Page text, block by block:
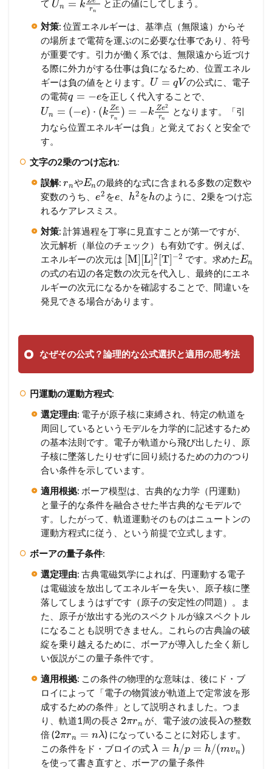
て Un = k rn
と正の値にしてしまう。
対策: 位置エネルギーは、基準点（無限遠）からそ
の場所まで電荷を運ぶのに必要な仕事であり、符号
が重要です。引力が働く系では、無限遠から近づけ
る際に外力がする仕事は負になるため、位置エネル
ギーは負の値をとります。 U = qVの公式に、電子
の電荷q = −eを正しく代入することで、
Un = (−e) ⋅ (k Ze
rn
) = −k Ze2
rn
となります。「引
力なら位置エネルギーは負」と覚えておくと安全で
す。
文字の2乗のつけ忘れ:
誤解:rnやEnの最終的な式に含まれる多数の定数や
変数のうち、e2 をe h2 をhのように、2乗をつけ忘
れるケアレスミス。
対策: 計算過程を丁寧に見直すことが第一ですが、
次元解析（単位のチェック）も有効です。例えば、
エネルギーの次元は [M [L ]2 [T −2 です。求めたEn
の式の右辺の各定数の次元を代入し、最終的にエネ
ルギーの次元になるかを確認することで、間違いを
発見できる場合があります。
なぜその公式？論理的な公式選択と適用の思考法
円運動の運動方程式:
選定理由: 電子が原子核に束縛され、特定の軌道を
周回しているというモデルを力学的に記述するため
の基本法則です。電子が軌道から飛び出したり、原
子核に墜落したりせずに回り続けるための力のつり
合い条件を示しています。
適用根拠: ボーア模型は、古典的な力学（円運動）
と量子的な条件を融合させた半古典的なモデルで
す。したがって、軌道運動そのものはニュートンの
運動方程式に従う、という前提で立式します。
ボーアの量子条件:
選定理由: 古典電磁気学によれば、円運動する電子
は電磁波を放出してエネルギーを失い、原子核に墜
落してしまうはずです（原子の安定性の問題）。ま
た、原子が放出する光のスペクトルが線スペクトル
になることも説明できません。これらの古典論の破
綻を乗り越えるために、ボーアが導入した全く新し
い仮説がこの量子条件です。
適用根拠: この条件の物理的な意味は、後にド・ブ
ロイによって「電子の物質波が軌道上で定常波を形
成するための条件」として説明されました。つま
り、軌道1周の長さ 2πrn が、電子波の波長λの整数
倍 (2πrn = nλ) になっていることに対応します。
この条件をド・ブロイの式 λ = h/p = h/(mvn)
を使って書き直すと、ボーアの量子条件